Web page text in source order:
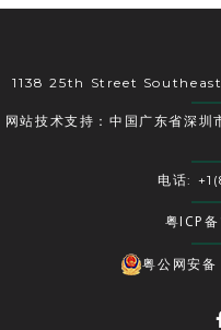
1138 25th Street
网站技术支持：中国广东省深
电话:
粤ICP
粤公网安